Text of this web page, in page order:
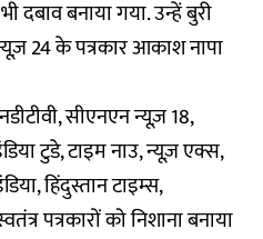
दबाव बनाया गया. उन्हें बुरी
24 के पत्रकार आकाश नापा
सीएनएन न्यूज़ 18,
टुडे, टाइम नाउ, न्यूज़ एक्स,
हिंदुस्तान टाइम्स,
पत्रकारों को निशाना बनाया